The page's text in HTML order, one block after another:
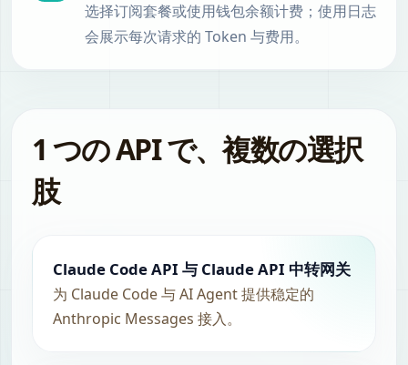
选择订阅套餐或使用钱包余额计费；使用日志
会展示每次请求的 Token 与费用。
1 つの API で、複数の選択
肢
Claude Code API 与 Claude API 中转网关
为 Claude Code 与 AI Agent 提供稳定的
Anthropic Messages 接入。